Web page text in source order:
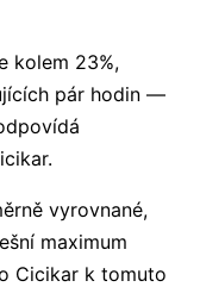
kolem 23%,
pár hodin —
vyrovnané,
maximum
Cicikar k tomuto